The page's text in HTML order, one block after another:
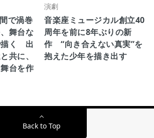
で渦巻
舞台な
描く 出
共に、
台を作
演劇
音楽座ミュージカル創立40
周年を前に8年ぶりの新
作 “向き合えない真実”を
抱えた少年を描き出す
Back to Top